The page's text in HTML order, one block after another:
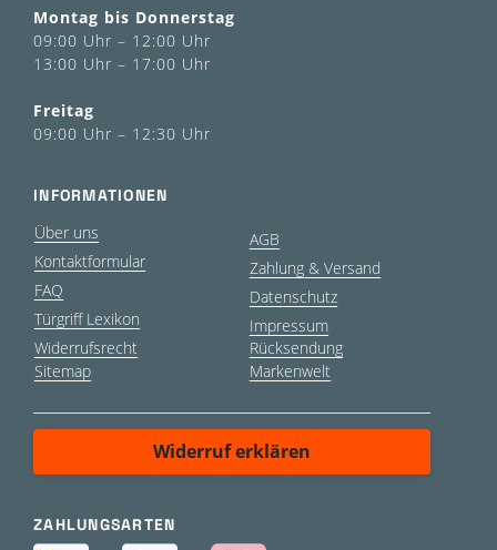
Montag bis Donnerstag
09:00 Uhr – 12:00 Uhr
13:00 Uhr – 17:00 Uhr
Freitag
09:00 Uhr – 12:30 Uhr
INFORMATIONEN
Über uns
Kontaktformular
FAQ
Türgriff Lexikon
Widerrufsrecht
Sitemap
AGB
Zahlung & Versand
Datenschutz
Impressum
Rücksendung
Markenwelt
Widerruf erklären
ZAHLUNGSARTEN